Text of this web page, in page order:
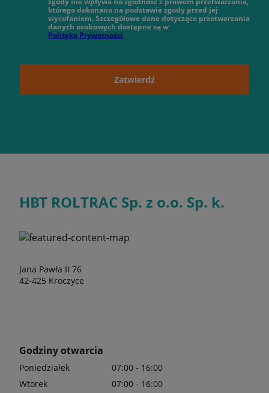
którego dokonano na podstawie zgody przed jej
wycofaniem. Szczegółowe dane dotyczące przetwarzania
danych osobowych dostępne są w
Polityką Prywatności
Zatwierdź
HBT ROLTRAC Sp. z o.o. Sp. k.
Jana Pawła II 76
42-425 Kroczyce
Godziny otwarcia
Poniedziałek
07:00 - 16:00
Wtorek
07:00 - 16:00